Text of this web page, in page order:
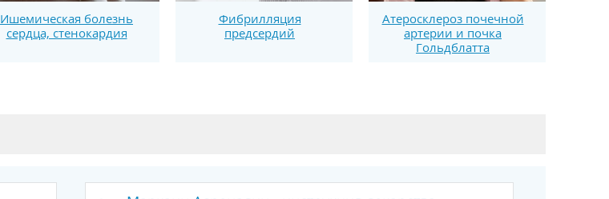
Ишемическая болезнь
сердца, стенокардия
Фибрилляция
предсердий
Атеросклероз почечной
артерии и почка
Гольдблатта